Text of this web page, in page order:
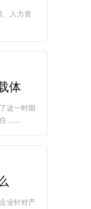
人力资
体
这一时期
......
业针对产